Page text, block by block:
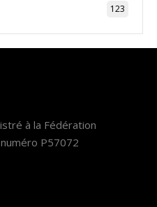
123
à la Fédération
P57072